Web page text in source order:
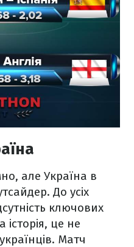
але Україна в
До усіх
ключових
історія, це не
Матч